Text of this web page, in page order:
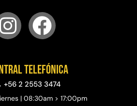
telefónica
+56 2 2553 3474
| 08:30am > 17:00pm